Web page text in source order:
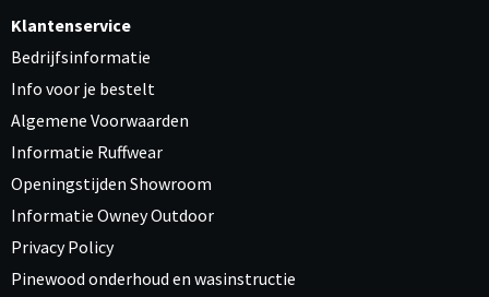
Klantenservice
Bedrijfsinformatie
Info voor je bestelt
Algemene Voorwaarden
Informatie Ruffwear
Openingstijden Showroom
Informatie Owney Outdoor
Privacy Policy
Pinewood onderhoud en wasinstructie